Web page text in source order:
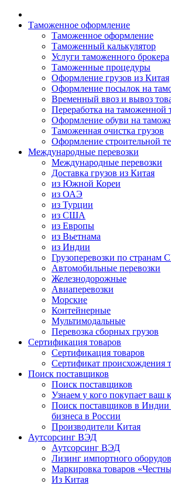
Таможенное оформление
Таможенное оформление
Таможенный калькулятор
Услуги таможенного брокера
Таможенные процедуры
Оформление грузов из Китая
Оформление посылок на
Временный ввоз и вывоз
Переработка на таможенной
Оформление обуви на
Таможенная очистка грузов
Оформление строительной
Международные перевозки
Международные перевозки
Доставка грузов из Китая
из Южной Кореи
из ОАЭ
из Турции
из США
из Европы
из Вьетнама
из Индии
Грузоперевозки по
Автомобильные перевозки
Железнодорожные
Авиаперевозки
Морские
Контейнерные
Мультимодальные
Перевозка сборных грузов
Сертификация товаров
Сертификация товаров
Сертификат происхождения
Поиск поставщиков
Поиск поставщиков
Узнаем у кого покупает ваш
Поиск поставщиков в Индии
бизнеса в России
Производители Китая
Аутсорсинг ВЭД
Аутсорсинг ВЭД
Лизинг импортного
Маркировка товаров
Из Китая